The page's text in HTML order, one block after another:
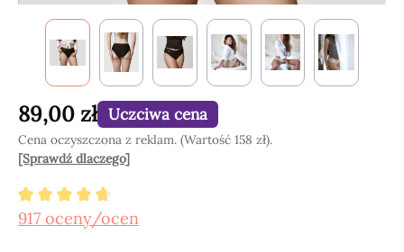
89,00 zł Uczciwa cena
Cena oczyszczona z reklam. (Wartość 158 zł).
[Sprawdź dlaczego]
Średnia ocena 4.8 z 5 gwiazdek
917 oceny/ocen